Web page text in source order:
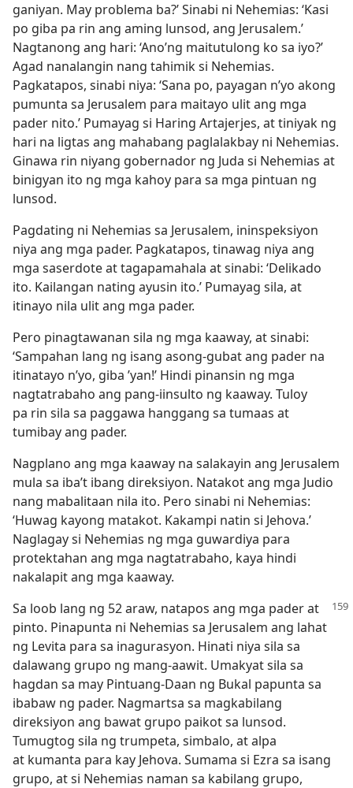
ganiyan. May problema ba?’ Sinabi ni Nehemias: ‘Kasi
po giba pa rin ang aming lunsod, ang Jerusalem.’
Nagtanong ang hari: ‘Ano’ng maitutulong ko sa iyo?’
Agad nanalangin nang tahimik si Nehemias.
Pagkatapos, sinabi niya: ‘Sana po, payagan n’yo akong
pumunta sa Jerusalem para maitayo ulit ang mga
pader nito.’ Pumayag si Haring Artajerjes, at tiniyak ng
hari na ligtas ang mahabang paglalakbay ni Nehemias.
Ginawa rin niyang gobernador ng Juda si Nehemias at
binigyan ito ng mga kahoy para sa mga pintuan ng
lunsod.
Pagdating ni Nehemias sa Jerusalem, ininspeksiyon
niya ang mga pader. Pagkatapos, tinawag niya ang
mga saserdote at tagapamahala at sinabi: ‘Delikado
ito. Kailangan nating ayusin ito.’ Pumayag sila, at
itinayo nila ulit ang mga pader.
Pero pinagtawanan sila ng mga kaaway, at sinabi:
‘Sampahan lang ng isang asong-gubat ang pader na
itinatayo n’yo, giba ’yan!’ Hindi pinansin ng mga
nagtatrabaho ang pang-iinsulto ng kaaway. Tuloy
pa rin sila sa paggawa hanggang sa tumaas at
tumibay ang pader.
Nagplano ang mga kaaway na salakayin ang Jerusalem
mula sa iba’t ibang direksiyon. Natakot ang mga Judio
nang mabalitaan nila ito. Pero sinabi ni Nehemias:
‘Huwag kayong matakot. Kakampi natin si Jehova.’
Naglagay si Nehemias ng mga guwardiya para
protektahan ang mga nagtatrabaho, kaya hindi
nakalapit ang mga kaaway.
Sa loob lang ng 52 araw, natapos ang mga pader at
pinto. Pinapunta ni Nehemias sa Jerusalem ang lahat
ng Levita para sa inagurasyon. Hinati niya sila sa
dalawang grupo ng mang-aawit. Umakyat sila sa
hagdan sa may Pintuang-Daan ng Bukal papunta sa
ibabaw ng pader. Nagmartsa sa magkabilang
direksiyon ang bawat grupo paikot sa lunsod.
Tumugtog sila ng trumpeta, simbalo, at alpa
at kumanta para kay Jehova. Sumama si Ezra sa isang
grupo, at si Nehemias naman sa kabilang grupo,